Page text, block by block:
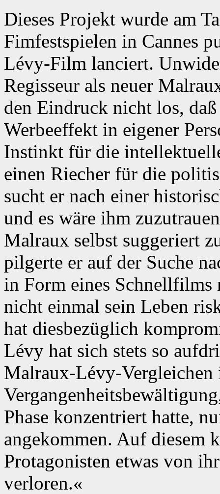
Dieses Projekt wurde am
Fimfestspielen in Cannes
Lévy-Film lanciert.
Regisseur als neuer
den Eindruck nicht los,
Werbeeffekt in eigener
Instinkt für die
einen Riecher für die
sucht er nach einer
und es wäre ihm
Malraux selbst suggeriert
pilgerte er auf der Suche
in Form eines Schnellfilms
nicht einmal sein Leben
hat diesbezüglich
Lévy hat sich stets so
Malraux-Lévy-Vergleichen
Phase konzentriert hatte,
angekommen. Auf diesem
Protagonisten etwas von
verloren.«